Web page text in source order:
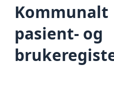
Kommunalt
pasient- og